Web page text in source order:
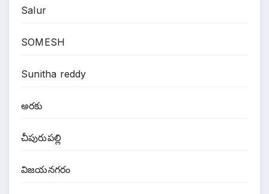
Salur
SOMESH
Sunitha reddy
అరకు
చీపురుపల్లి
విజయనగరం